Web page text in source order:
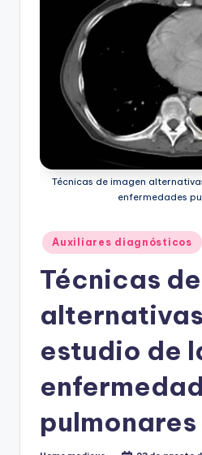
Técnicas de imagen
enfermedades
Publicado
en
Auxiliares diagnósticos
Técnicas
estudio de
pulmonares